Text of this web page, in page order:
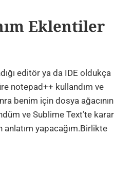
Eklentiler
editör ya da IDE oldukça
notepad++ kullandım ve
benim için dosya ağacının
ve Sublime Text’te karar
anlatım yapacağım.Birlikte